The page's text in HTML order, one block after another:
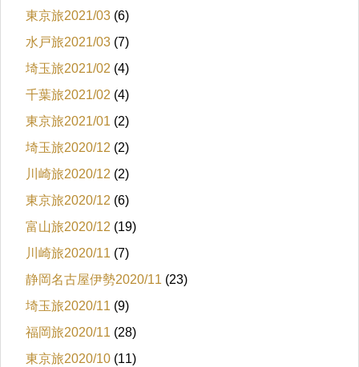
東京旅2021/03 (6)
水戸旅2021/03 (7)
埼玉旅2021/02 (4)
千葉旅2021/02 (4)
東京旅2021/01 (2)
埼玉旅2020/12 (2)
川崎旅2020/12 (2)
東京旅2020/12 (6)
富山旅2020/12 (19)
川崎旅2020/11 (7)
静岡名古屋伊勢2020/11 (23)
埼玉旅2020/11 (9)
福岡旅2020/11 (28)
東京旅2020/10 (11)